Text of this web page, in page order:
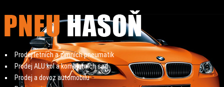
Prodej letních a zimních pneumatik
Prodej ALU kol a kompletních sad
Prodej a dovoz automobilu